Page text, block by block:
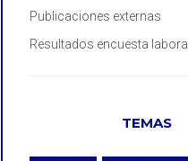
Publicaciones externas
Resultados encuesta laboral
TEMAS